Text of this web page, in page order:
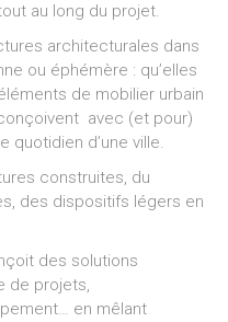
au long du projet.
architecturales dans
ou éphémère : qu’elles
de mobilier urbain
avec (et pour)
quotidien d’une ville.
construites, du
des dispositifs légers en
des solutions
de projets,
en mêlant